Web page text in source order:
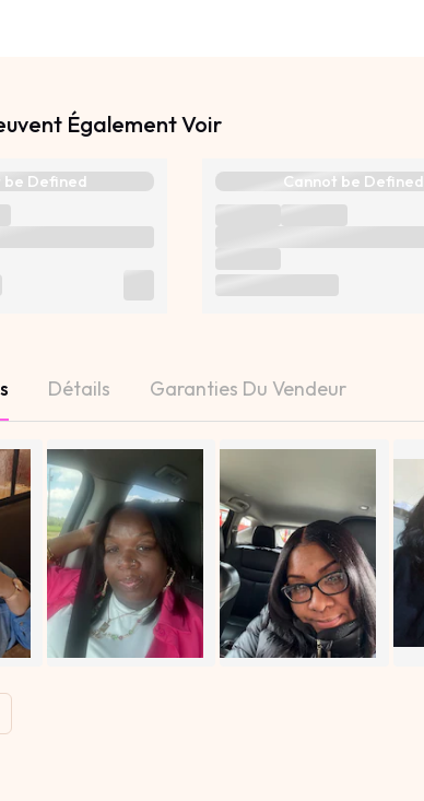
Également Voir
be Defined Cannot be Defined
Détails Garanties Du Vendeur